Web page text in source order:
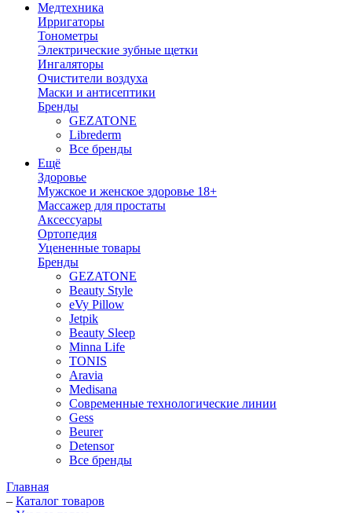
Медтехника
Ирригаторы
Тонометры
Электрические зубные щетки
Ингаляторы
Очистители воздуха
Маски и антисептики
Бренды
GEZATONE
Librederm
Все бренды
Ещё
Здоровье
Мужское и женское здоровье 18+
Массажер для простаты
Аксессуары
Ортопедия
Уцененные товары
Бренды
GEZATONE
Beauty Style
eVy Pillow
Jetpik
Beauty Sleep
Minna Life
TONIS
Aravia
Medisana
Современные технологические линии
Gess
Beurer
Detensor
Все бренды
Главная
– Каталог товаров